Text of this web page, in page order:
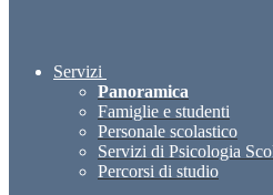
Servizi
Panoramica
Famiglie e studenti
Personale scolastico
Servizi di Psicologia
Percorsi di studio